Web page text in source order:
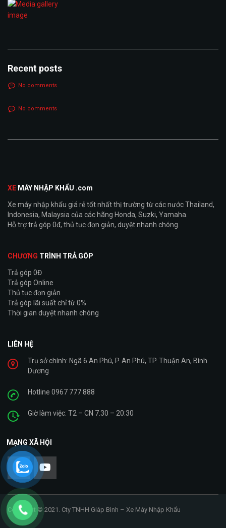
Recent posts
No comments
No comments
XE MÁY NHẬP KHẨU .com
Xe máy nhập khẩu giá rẻ tốt nhất thị trường từ các nước Thailand,
Indonesia, Malaysia của các hãng Honda, Suzki, Yamaha.
Hỗ trợ trả góp 0đ, thủ tục đơn giản, duyệt nhanh chóng.
CHƯƠNG TRÌNH TRẢ GÓP
Trả góp 0Đ
Trả góp Online
Thủ tục đơn giản
Trả góp lãi suất chỉ từ 0%
Thời gian duyệt nhanh chóng
LIÊN HỆ
Trụ sở chính: Ngã 6 An Phú, P. An Phú, TP. Thuận An, Bình
Dương
Hotline 0967 777 888
Giờ làm việc: T2 – CN 7.30 – 20:30
MẠNG XÃ HỘI
Copyright © 2021. Cty TNHH Giáp Bình – Xe Máy Nhập Khẩu